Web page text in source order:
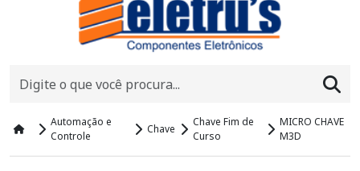
Automação e
Controle
Chave
Chave Fim de
Curso
MICRO CHAVE
M3D